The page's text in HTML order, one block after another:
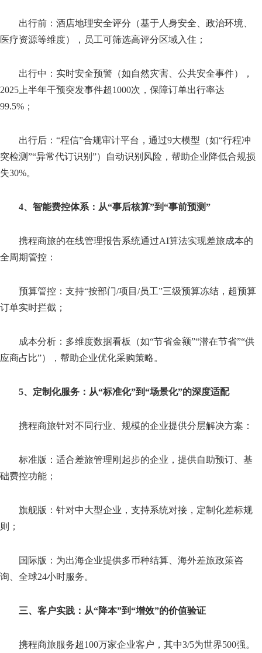
出行前：酒店地理安全评分（基于人身安全、政治环境、
医疗资源等维度），员工可筛选高评分区域入住；
出行中：实时安全预警（如自然灾害、公共安全事件），
2025上半年干预突发事件超1000次，保障订单出行率达
99.5%；
出行后：“程信”合规审计平台，通过9大模型（如“行程冲
突检测”“异常代订识别”）自动识别风险，帮助企业降低合规损
失30%。
4、智能费控体系：从“事后核算”到“事前预测”
携程商旅的在线管理报告系统通过AI算法实现差旅成本的
全周期管控：
预算管控：支持“按部门/项目/员工”三级预算冻结，超预算
订单实时拦截；
成本分析：多维度数据看板（如“节省金额”“潜在节省”“供
应商占比”），帮助企业优化采购策略。
5、定制化服务：从“标准化”到“场景化”的深度适配
携程商旅针对不同行业、规模的企业提供分层解决方案：
标准版：适合差旅管理刚起步的企业，提供自助预订、基
础费控功能；
旗舰版：针对中大型企业，支持系统对接，定制化差标规
则；
国际版：为出海企业提供多币种结算、海外差旅政策咨
询、全球24小时服务。
三、客户实践：从“降本”到“增效”的价值验证
携程商旅服务超100万家企业客户，其中3/5为世界500强。